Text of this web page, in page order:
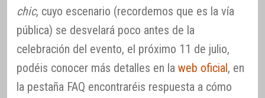
chic, cuyo escenario (recordemos que es la vía
pública) se desvelará poco antes de la
celebración del evento, el próximo 11 de julio,
podéis conocer más detalles en la web oficial, en
la pestaña FAQ encontraréis respuesta a cómo